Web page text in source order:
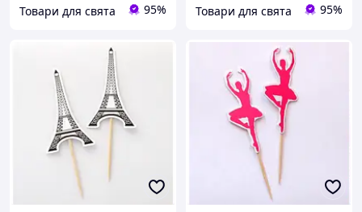
Товари для свята 95% Товари для свята 95%